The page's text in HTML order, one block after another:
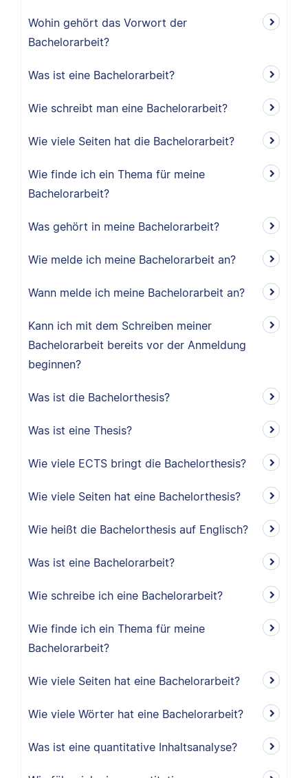
Wohin gehört das Vorwort der
Bachelorarbeit?
Was ist eine Bachelorarbeit?
Wie schreibt man eine Bachelorarbeit?
Wie viele Seiten hat die Bachelorarbeit?
Wie finde ich ein Thema für meine
Bachelorarbeit?
Was gehört in meine Bachelorarbeit?
Wie melde ich meine Bachelorarbeit an?
Wann melde ich meine Bachelorarbeit an?
Kann ich mit dem Schreiben meiner
Bachelorarbeit bereits vor der Anmeldung
beginnen?
Was ist die Bachelorthesis?
Was ist eine Thesis?
Wie viele ECTS bringt die Bachelorthesis?
Wie viele Seiten hat eine Bachelorthesis?
Wie heißt die Bachelorthesis auf Englisch?
Was ist eine Bachelorarbeit?
Wie schreibe ich eine Bachelorarbeit?
Wie finde ich ein Thema für meine
Bachelorarbeit?
Wie viele Seiten hat eine Bachelorarbeit?
Wie viele Wörter hat eine Bachelorarbeit?
Was ist eine quantitative Inhaltsanalyse?